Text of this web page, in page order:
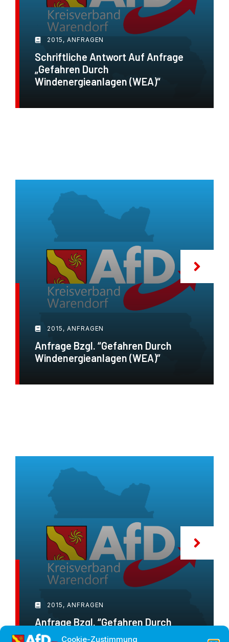
Cookie-Zustimmung
2015 , ANFRAGEN
Schriftliche Antwort Auf Anfrage
„Gefahren Durch
Windenergieanlagen (WEA)“
2015 , ANFRAGEN
Anfrage Bzgl. “Gefahren Durch
Windenergieanlagen (WEA)”
2015 , ANFRAGEN
Anfrage Bzgl. “Gefahren Durch
Windenergieanlagen (WEA)”